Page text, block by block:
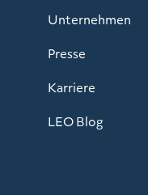
Unternehmen
Presse
Karriere
LEO Blog